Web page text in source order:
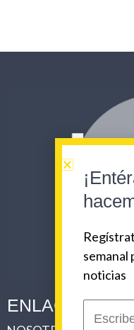
ENLACES
semanal
noticias